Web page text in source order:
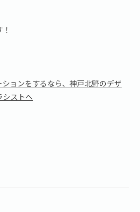
ョンをするなら、神戸北野のデザ
ストへ